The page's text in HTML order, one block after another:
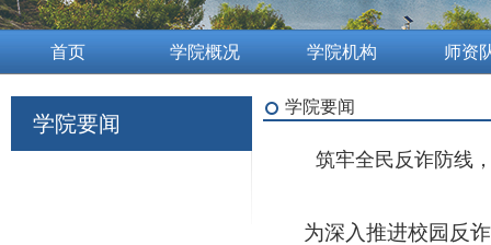
首页 学院概况 学院机构 师资
学院要闻
学院要闻
筑牢全民反诈防线
为深入推进校园反